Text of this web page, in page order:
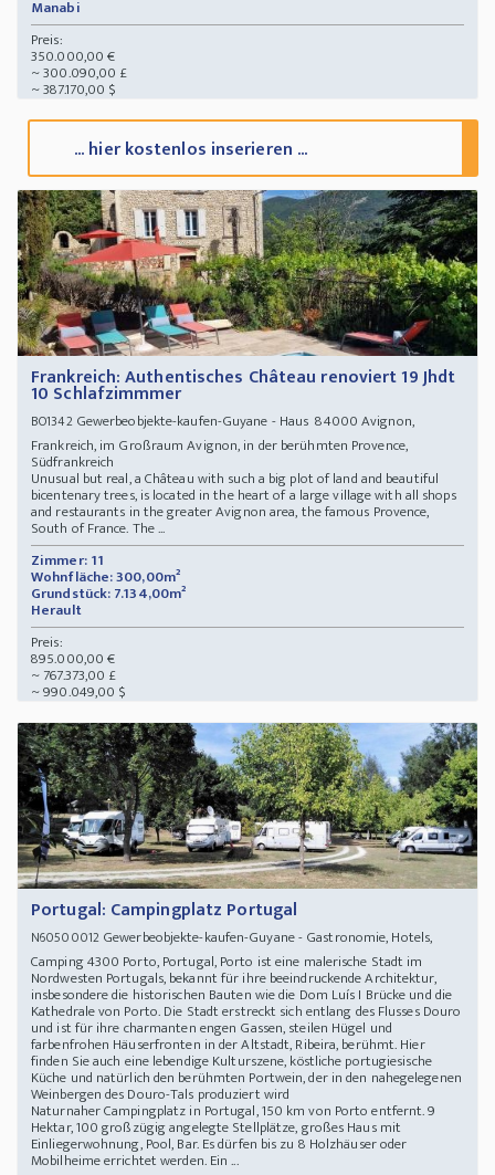
Manabi
Preis:
350.000,00 €
~ 300.090,00 £
~ 387.170,00 $
... hier kostenlos inserieren ...
Frankreich: Authentisches Château renoviert 19 Jhdt
10 Schlafzimmmer
BO1342Gewerbeobjekte-kaufen-Guyane - Haus 84000 Avignon,
Frankreich, im Großraum Avignon, in der berühmten Provence,
Südfrankreich
Unusual but real, a Château with such a big plot of land and beautiful
bicentenary trees, is located in the heart of a large village with all shops
and restaurants in the greater Avignon area, the famous Provence,
South of France. The ...
Zimmer: 11
Wohnfläche: 300,00m²
Grundstück: 7.134,00m²
Herault
Preis:
895.000,00 €
~ 767.373,00 £
~ 990.049,00 $
Portugal: Campingplatz Portugal
N60500012Gewerbeobjekte-kaufen-Guyane - Gastronomie, Hotels,
Camping 4300 Porto, Portugal, Porto ist eine malerische Stadt im
Nordwesten Portugals, bekannt für ihre beeindruckende Architektur,
insbesondere die historischen Bauten wie die Dom Luís I Brücke und die
Kathedrale von Porto. Die Stadt erstreckt sich entlang des Flusses Douro
und ist für ihre charmanten engen Gassen, steilen Hügel und
farbenfrohen Häuserfronten in der Altstadt, Ribeira, berühmt. Hier
finden Sie auch eine lebendige Kulturszene, köstliche portugiesische
Küche und natürlich den berühmten Portwein, der in den nahegelegenen
Weinbergen des Douro-Tals produziert wird
Naturnaher Campingplatz in Portugal, 150 km von Porto entfernt. 9
Hektar, 100 großzügig angelegte Stellplätze, großes Haus mit
Einliegerwohnung, Pool, Bar. Es dürfen bis zu 8 Holzhäuser oder
Mobilheime errichtet werden. Ein ...